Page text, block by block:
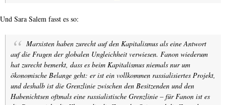
Und Sara Salem fasst es so:
Marxisten haben zurecht auf den Kapitalismus als eine Antwort
auf die Fragen der globalen Ungleichheit verwiesen. Fanon wiederum
hat zurecht bemerkt, dass es beim Kapitalismus niemals nur um
ökonomische Belange geht: er ist ein vollkommen rassialisiertes Projekt,
und deshalb ist die Grenzlinie zwischen den Besitzenden und den
Habenichtsen oftmals eine rassialistische Grenzlinie – für Fanon ist es